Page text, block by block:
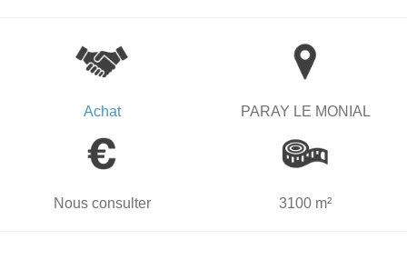
Achat PARAY LE MONIAL
Nous consulter 3100 m²